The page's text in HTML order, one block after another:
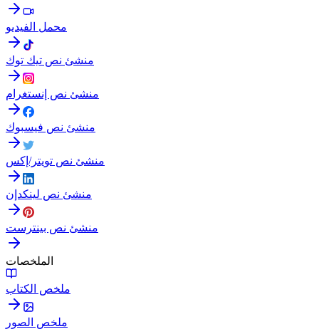
محمل الفيديو
منشئ نص تيك توك
منشئ نص إنستغرام
منشئ نص فيسبوك
منشئ نص تويتر/إكس
منشئ نص لينكدإن
منشئ نص بينترست
الملخصات
ملخص الكتاب
ملخص الصور